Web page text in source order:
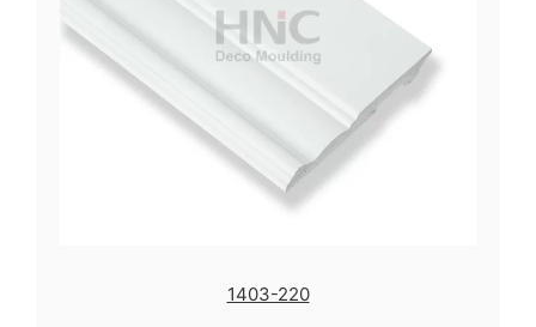
1403-220